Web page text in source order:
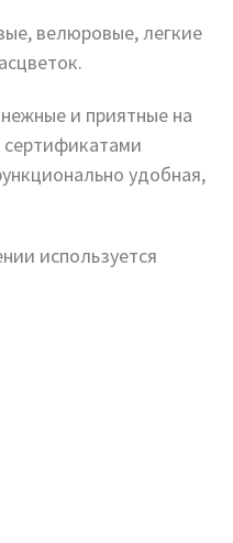
велюровые, легкие
и приятные на
удобная,
используется